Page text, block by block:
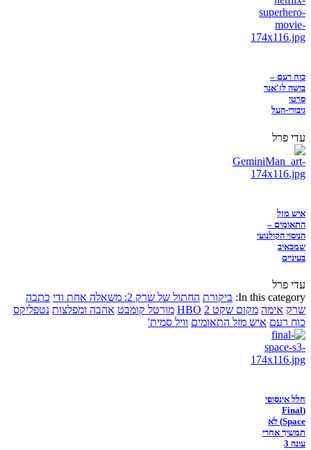
כוח רעם –
בושה לז'אנר
סרטי
גיבורי-העל
עדי פרל
איש מזל
התאומים –
הניסוי הקולנועי
שמכאיב
בעיניים
עדי פרל
In this category: ביקורת החתול של שרק 2: משאלה אחת ודי
כתבה
שרק אימה מקום שקט 2 HBO מורטל קומבט אהבה ומפלצות נטפליקס
כוח רעם איש מזל התאומים וויל סמית'
חלל אינסופי
(Final
Space) לא
תמשיך אחרי
עונה 3